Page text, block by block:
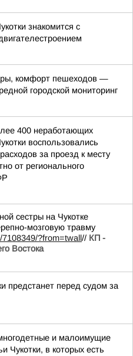
знакомится с
комфорт пешеходов —
городской мониторинг
400 неработающих
воспользовались
за проезд к месту
от регионального
сестры на Чукотке
мозговую травму
?from=twall// КП -
Востока
предстанет перед судом за
и малоимущие
Чукотки, в которых есть